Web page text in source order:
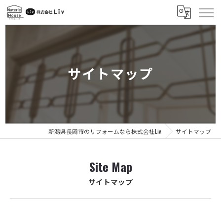
サイトマップ
新潟県長岡市のリフォームなら株式会社Liv サイトマップ
サイトマップ
Site Map